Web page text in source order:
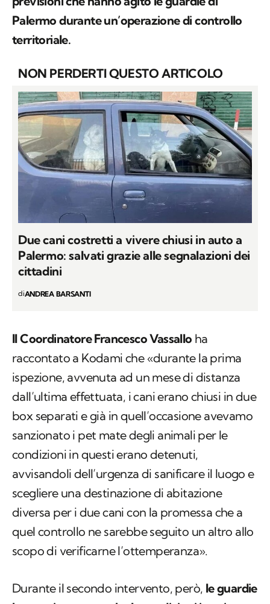
previsioni che hanno agito le guardie di
Palermo durante un’operazione di controllo
NON PERDERTI QUESTO ARTICOLO
Due cani costretti a vivere chiusi in auto a
Palermo: salvati grazie alle segnalazioni dei
cittadini
Il Coordinatore Francesco Vassalloha
raccontato a Kodami che «durante la prima
ispezione, avvenuta ad un mese di distanza
dall’ultima effettuata, i cani erano chiusi in due
box separati e già in quell’occasione avevamo
sanzionato i pet mate degli animali per le
condizioni in questi erano detenuti,
avvisandoli dell’urgenza di sanificare il luogo e
scegliere una destinazione di abitazione
diversa per i due cani con la promessa che a
quel controllo ne sarebbe seguito un altro allo